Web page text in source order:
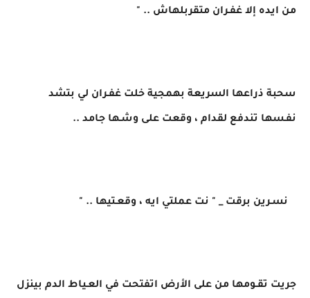
من ايده إلا غفـران متقربلهاش .. "
سحبة ذراعها السريعة بهمجية خلت غفـران لي بتشد
نفـسها تندفع لقدام ، وقعت على وشـها جامد ..
نسـرين برقت _ " نت عملتي ايه ، وقعـتيها .. "
جريت تقـومها من على الأرض اتفتحت في العـياط الدم بينزل